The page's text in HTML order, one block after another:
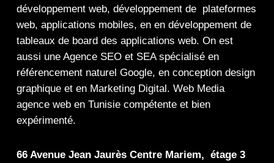
développement web, développement de plateformes
web, applications mobiles, en en développement de
tableaux de board des applications web. On est
aussi une Agence SEOet SEAspécialisé en
référencement naturel Google, en conception design
graphiqueet en Marketing Digital . Web Media
agence web en Tunisie compétente et bien
expérimenté.
66 Avenue Jean Jaurès Centre Mariem, étage 3